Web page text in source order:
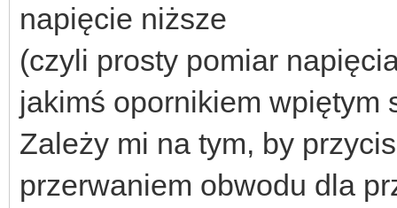
napięcie niższe
(czyli prosty pomiar
jakimś opornikiem wpiętym
Zależy mi na tym, by
przerwaniem obwodu dla